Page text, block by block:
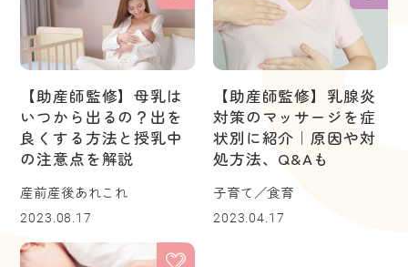
【助産師監修】母乳は
いつから出るの？出を
良くする方法と授乳中
の注意点を解説
産前産後あれこれ
2023.08.17
【助産師監修】乳腺炎
対策のマッサージを症
状別に紹介｜原因や対
処方法、Q&Aも
子育て／食育
2023.04.17